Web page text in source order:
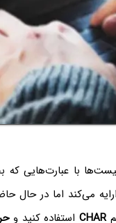
لیست‌ها با عبارت‌هایی
می‌کند اما در حال
CHARاستفاده کنید و